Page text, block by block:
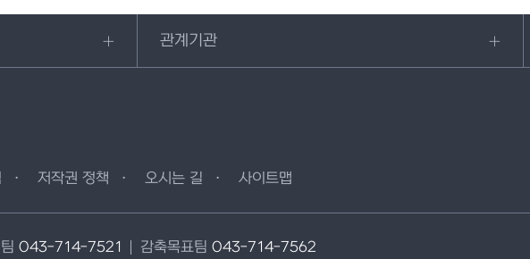
관계기관
저작권 정책 오시는 길 사이트맵
043-714-7521 감축목표팀 043-714-7562